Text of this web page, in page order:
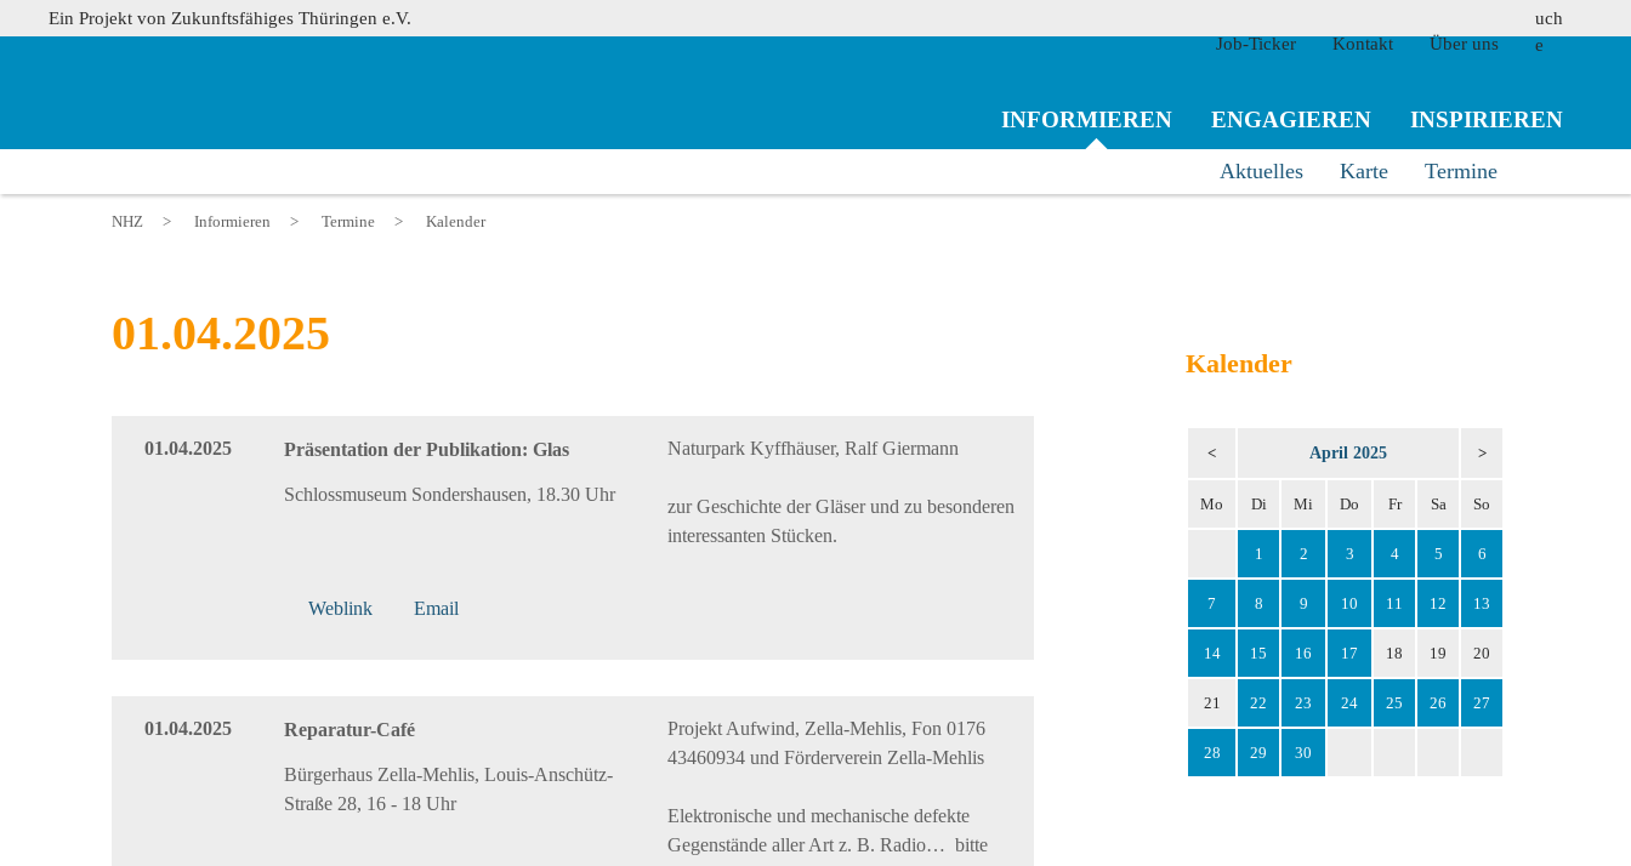
Ein Projekt von Zukunftsfähiges Thüringen e.V.
Job-Ticker
Kontakt Über uns
suchen
INFORMIEREN
Aktuelles Karte Termine
ENGAGIEREN INSPIRIEREN
NHZ > Informieren > Termine > Kalender
01.04.2025
01.04.2025 Präsentation der Publikation: Glas
Schlossmuseum Sondershausen, 18.30 Uhr
Naturpark Kyffhäuser, Ralf Giermann
zur Geschichte der Gläser und zu besonderen
interessanten Stücken.
Weblink Email
01.04.2025 Reparatur-Café
Bürgerhaus Zella-Mehlis, Louis-Anschütz-
Straße 28, 16 - 18 Uhr
Projekt Aufwind, Zella-Mehlis, Fon 0176
43460934 und Förderverein Zella-Mehlis
Elektronische und mechanische defekte
Gegenstände aller Art z. B. Radio… bitte
Kalender
< April 2025 >
Mo Di Mi Do Fr Sa So
1 2 3 4 5 6
7 8 9 10 11 12 13
14 15 16 17 18 19 20
21 22 23 24 25 26 27
28 29 30